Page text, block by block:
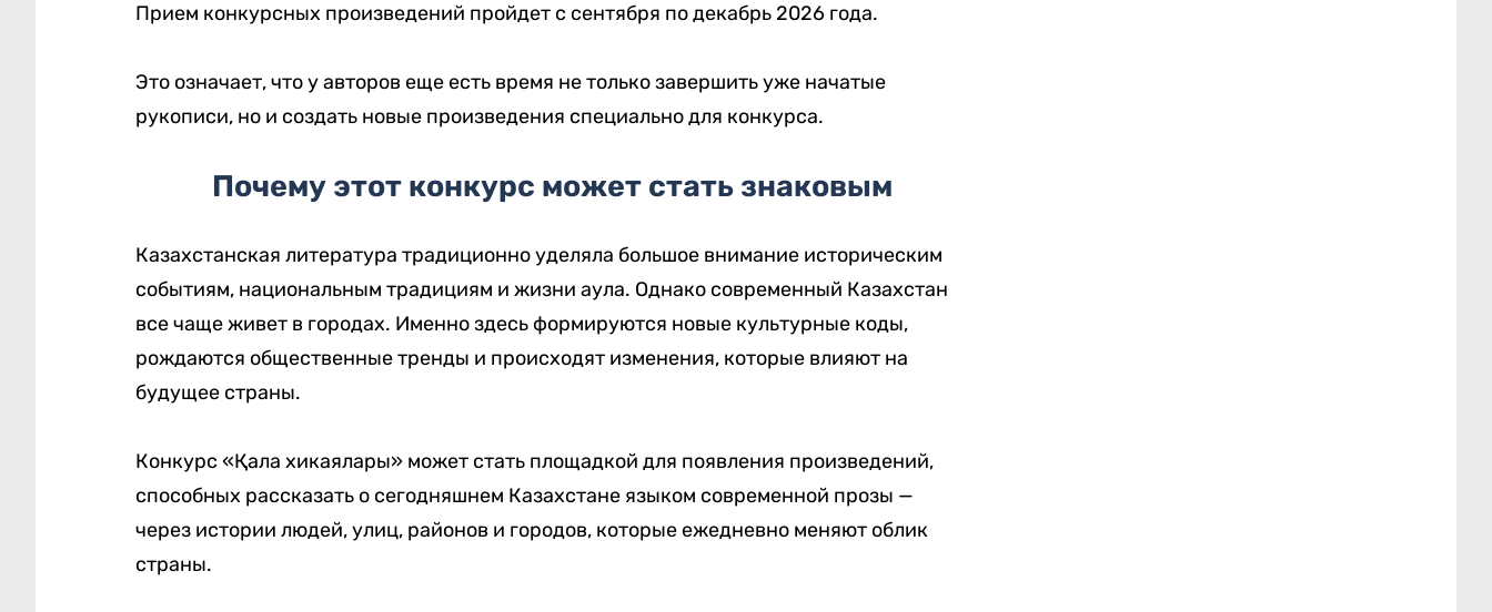
Прием конкурсных произведений пройдет с сентября по декабрь 2026 года.
Это означает, что у авторов еще есть время не только завершить уже начатые
рукописи, но и создать новые произведения специально для конкурса.
Почему этот конкурс может стать знаковым
Казахстанская литература традиционно уделяла большое внимание историческим
событиям, национальным традициям и жизни аула. Однако современный Казахстан
все чаще живет в городах. Именно здесь формируются новые культурные коды,
рождаются общественные тренды и происходят изменения, которые влияют на
будущее страны.
Конкурс «Қала хикаялары» может стать площадкой для появления произведений,
способных рассказать о сегодняшнем Казахстане языком современной прозы —
через истории людей, улиц, районов и городов, которые ежедневно меняют облик
страны.